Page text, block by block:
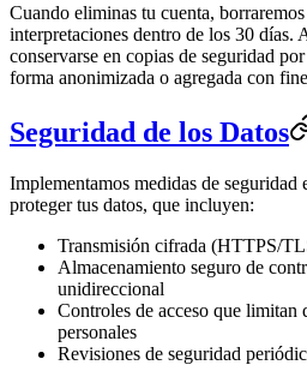
Cuando eliminas tu cuenta,
interpretaciones dentro de los 30 días.
conservarse en copias de seguridad
forma anonimizada o agregada con
Seguridad de los Datos
Implementamos medidas de seguridad
proteger tus datos, que incluyen:
Transmisión cifrada (HTTPS/
Almacenamiento seguro de
unidireccional
Controles de acceso que limitan
personales
Revisiones de seguridad